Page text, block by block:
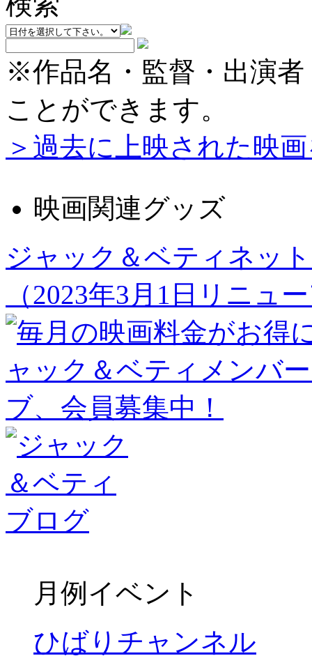
※作品名・監督・出演
ことができます。
＞過去に上映された映
映画関連グッズ
ジャック＆ベティネッ
（2023年3月1日リニュ
月例イベント
ひばりチャンネル